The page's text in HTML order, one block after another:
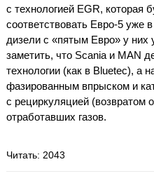
с технологией EGR, которая
соответствовать Евро-5 уже
дизели с «пятым Евро» у них
заметить, что Scania и MAN
технологии (как в Bluetec), а
фазированным впрыском и
с рециркуляцией (возвратом
отработавших газов.
Читать: 2043